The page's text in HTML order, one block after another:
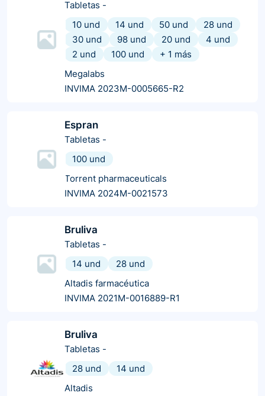
Tabletas -
10 und
14 und 50 und
28 und
30 und
98 und 20 und
4 und
2 und
100 und + 1 más
Megalabs
INVIMA 2023M-0005665-R2
Espran
Tabletas -
100 und
Torrent pharmaceuticals
INVIMA 2024M-0021573
Bruliva
Tabletas -
14 und
28 und
Altadis farmacéutica
INVIMA 2021M-0016889-R1
Bruliva
Tabletas -
28 und
14 und
Altadis